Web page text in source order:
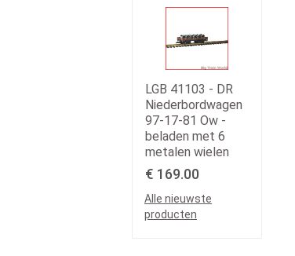
LGB 41103 - DR
Niederbordwagen
97-17-81 Ow -
beladen met 6
metalen wielen
€ 169.00
Alle nieuwste
producten